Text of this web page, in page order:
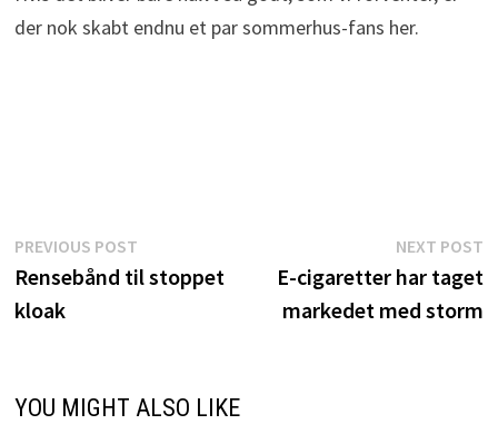
der nok skabt endnu et par sommerhus-fans her.
Indlægsnavigation
PREVIOUS POSTPrevious
post:
Rensebånd til stoppet
kloak
NEXT POST
E-cigaretter har taget
markedet med storm
YOU MIGHT ALSO LIKE